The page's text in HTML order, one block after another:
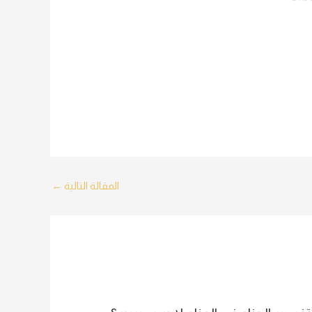
المقالة التالية ←